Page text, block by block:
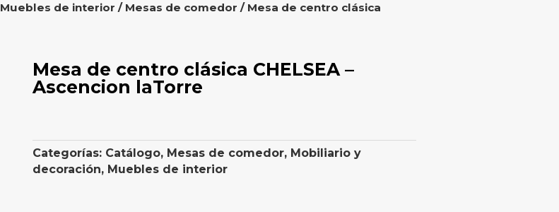
Muebles de interior / Mesas de comedor / Mesa de centro clásica
Mesa de centro clásica CHELSEA –
Ascencion laTorre
Categorías: Catálogo, Mesas de comedor, Mobiliario y
decoración, Muebles de interior